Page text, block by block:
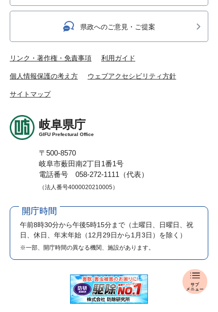
入
札
県政へのご意見・ご提案
リンク・著作権・免責事項 利用ガイド
個人情報保護の考え方 ウェブアクセシビリティ方針
サイトマップ
岐阜県庁
GIFU Prefectural Office
〒500-8570
岐阜市薮田南2丁目1番1号
電話番号 058-272-1111（代表）
（法人番号4000020210005）
開庁時間
午前8時30分から午後5時15分まで （土曜日、日曜日、祝
日、休日、年末年始（12月29日から1月3日）を除く）
※一部、開庁時間の異なる機関、施設があります。